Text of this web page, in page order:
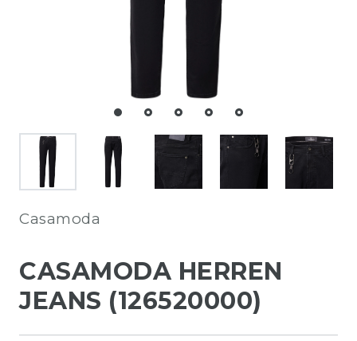
Casamoda
CASAMODA HERREN
JEANS (126520000)